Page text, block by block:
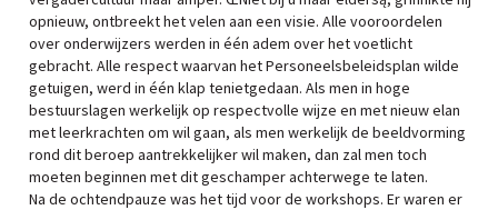
opnieuw, ontbreekt het velen aan een visie. Alle vooroordelen
over onderwijzers werden in één adem over het voetlicht
gebracht. Alle respect waarvan het Personeelsbeleidsplan wilde
getuigen, werd in één klap tenietgedaan. Als men in hoge
bestuurslagen werkelijk op respectvolle wijze en met nieuw elan
met leerkrachten om wil gaan, als men werkelijk de beeldvorming
rond dit beroep aantrekkelijker wil maken, dan zal men toch
moeten beginnen met dit geschamper achterwege te laten.
Na de ochtendpauze was het tijd voor de workshops. Er waren er